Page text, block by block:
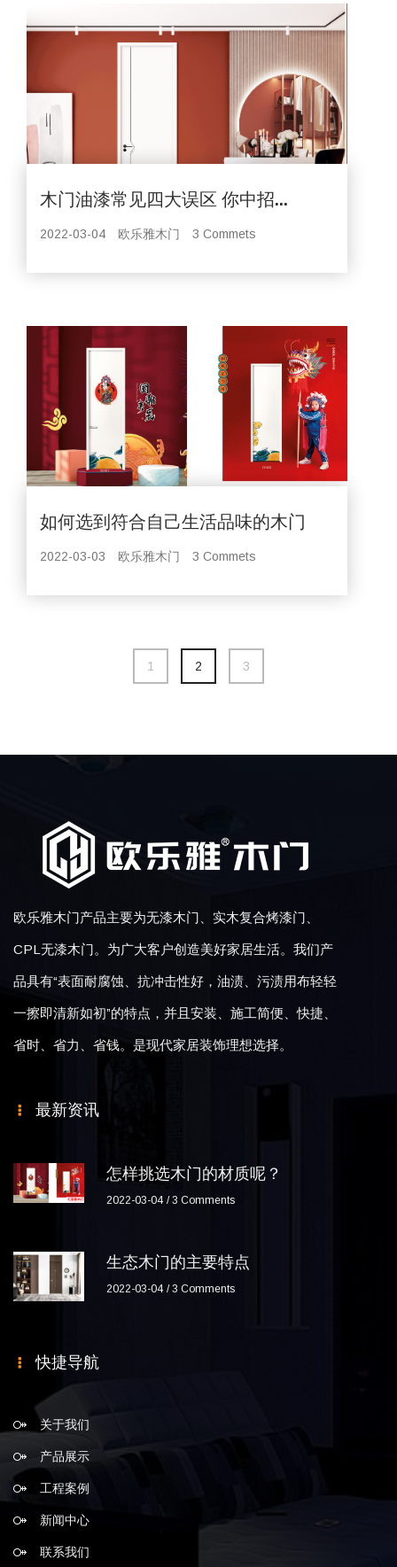
木门油漆常见四大误区 你中招...
2022-03-04 欧乐雅木门 3 Commets
如何选到符合自己生活品味的木门
2022-03-03 欧乐雅木门 3 Commets
1 2 3
欧乐雅木门产品主要为无漆木门、实木复合烤漆门、
CPL无漆木门。为广大客户创造美好家居生活。我们产
品具有“表面耐腐蚀、抗冲击性好，油渍、污渍用布轻轻
一擦即清新如初”的特点，并且安装、施工简便、快捷、
省时、省力、省钱。是现代家居装饰理想选择。
最新资讯
怎样挑选木门的材质呢？
2022-03-04 3 Comments
生态木门的主要特点
2022-03-04 3 Comments
快捷导航
关于我们
产品展示
工程案例
新闻中心
联系我们